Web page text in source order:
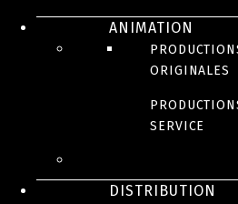
ANIMATION
ORIGINALES
SERVICE
DISTRIBUTION